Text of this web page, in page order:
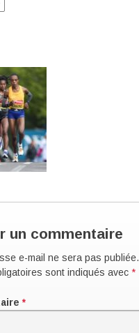
un commentaire
e-mail ne sera pas publiée.
sont indiqués avec *
*